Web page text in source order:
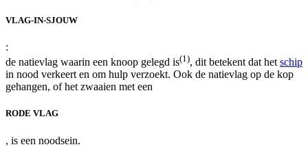
VLAG-IN-SJOUW
:
de natievlag waarin een knoop gelegd is(1), dit betekent dat het schip
in nood verkeert en om hulp verzoekt. Ook de natievlag op de kop
gehangen, of het zwaaien met een
RODE VLAG
, is een noodsein.